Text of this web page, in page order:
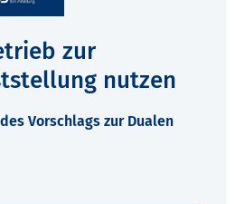
zur
nutzen
Vorschlags zur Dualen